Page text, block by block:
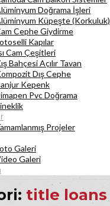
Doğrama İşleri
Küpeşte (Korkuluk)
Cephe Giydirme
Kapılar
Cam Çeşitleri
Bahçesi Açılır Tavan
Dış Cephe
Kepenk
Pvc Doğrama
Projeler
Galeri
Galeri
title loans